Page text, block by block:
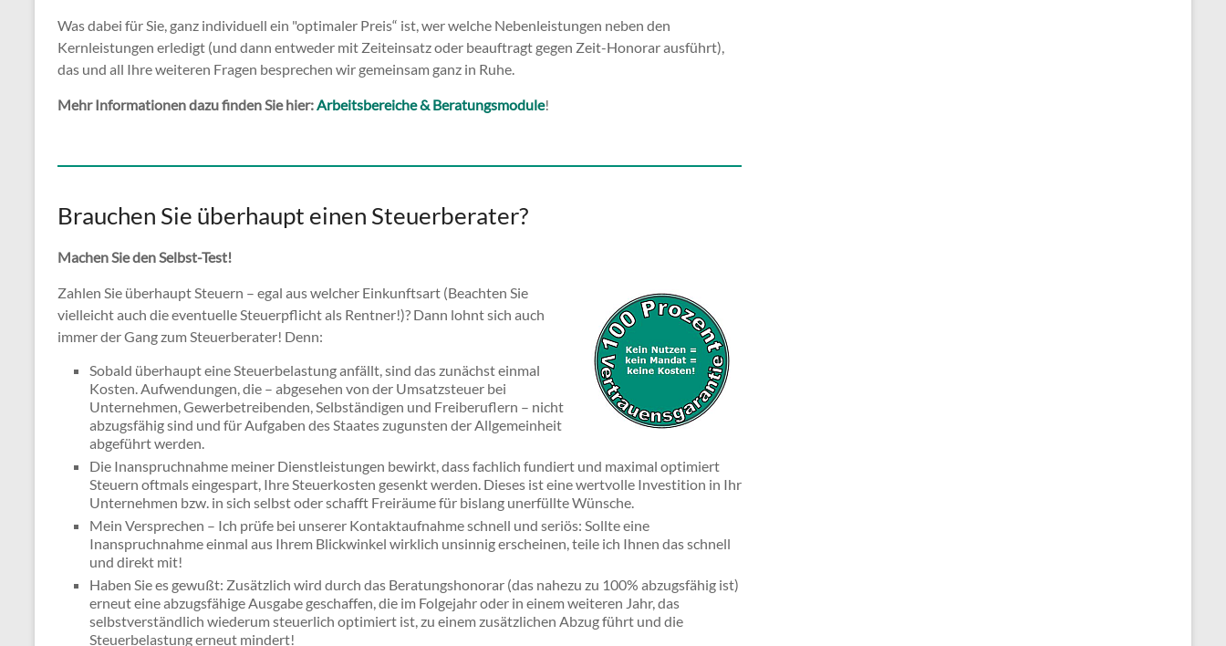
Was dabei für Sie, ganz individuell ein "optimaler Preis“ ist, wer welche Nebenleistungen neben den
Kernleistungen erledigt (und dann entweder mit Zeiteinsatz oder beauftragt gegen Zeit-Honorar ausführt),
das und all Ihre weiteren Fragen besprechen wir gemeinsam ganz in Ruhe.
Mehr Informationen dazu finden Sie hier:Arbeitsbereiche & Beratungsmodule!
Brauchen Sie überhaupt einen Steuerberater?
Machen Sie den Selbst-Test!
Zahlen Sie überhaupt Steuern – egal aus welcher Einkunftsart (Beachten Sie
vielleicht auch die eventuelle Steuerpflicht als Rentner!)? Dann lohnt sich auch
immer der Gang zum Steuerberater! Denn:
Sobald überhaupt eine Steuerbelastung anfällt, sind das zunächst einmal
Kosten. Aufwendungen, die – abgesehen von der Umsatzsteuer bei
Unternehmen, Gewerbetreibenden, Selbständigen und Freiberuflern – nicht
abzugsfähig sind und für Aufgaben des Staates zugunsten der Allgemeinheit
abgeführt werden.
Die Inanspruchnahme meiner Dienstleistungen bewirkt, dass fachlich fundiert und maximal optimiert
Steuern oftmals eingespart, Ihre Steuerkosten gesenkt werden. Dieses ist eine wertvolle Investition in Ihr
Unternehmen bzw. in sich selbst oder schafft Freiräume für bislang unerfüllte Wünsche.
Mein Versprechen – Ich prüfe bei unserer Kontaktaufnahme schnell und seriös: Sollte eine
Inanspruchnahme einmal aus Ihrem Blickwinkel wirklich unsinnig erscheinen, teile ich Ihnen das schnell
und direkt mit!
Haben Sie es gewußt: Zusätzlich wird durch das Beratungshonorar (das nahezu zu 100% abzugsfähig ist)
erneut eine abzugsfähige Ausgabe geschaffen, die im Folgejahr oder in einem weiteren Jahr, das
selbstverständlich wiederum steuerlich optimiert ist, zu einem zusätzlichen Abzug führt und die
Steuerbelastung erneut mindert!